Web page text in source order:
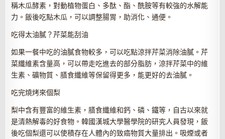
稱木瓜酵素，對動植物蛋白、多酞、酯、酰胺等有較強的水解能
力。飯後吃點木瓜，可以調整腸胃，助消化、通便。
吃得太油膩？芹菜能刮油
如果一餐中吃的油膩食物較多，可以吃點涼拌芹菜消除油膩。芹
菜纖維素含量高，可以帶走吃進去的部分脂肪，涼拌芹菜中的維
生素、礦物質、膳食纖維等保留得更多，能更好的去油膩。
吃完燒烤來個梨
梨中含有豐富的維生素，膳食纖維和鈣、磷、鐵等，自古以來就
是清熱解毒的好食物。韓國漢城大學醫學院的研究人員發現，飯
後吃個梨還可以使積存在人體內的致癌物質大量排出。吸煙或者